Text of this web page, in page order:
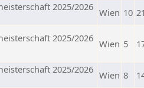
2025/2026 Wien 10
2025/2026 Wien 5
2025/2026 Wien 8